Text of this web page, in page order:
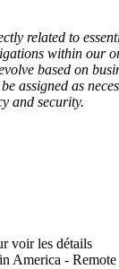
related to
within our
based on
assigned as
and security.
voir les détails
America - Remote